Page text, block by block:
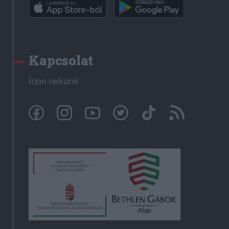
Kapcsolat
Írjon nekünk